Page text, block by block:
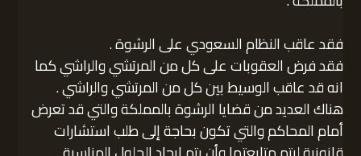
فقد عاقب النظام السعودي على الرشوة .
فقد فرض العقوبات على كل من المرتشي والراشي كما
انه قد عاقب الوسيط بين كل من المرتشي والراشي .
هناك العديد من قضايا الرشوة بالمملكة والتي قد تعرض
أمام المحاكم والتي تكون بحاجة إلى طلب استشارات